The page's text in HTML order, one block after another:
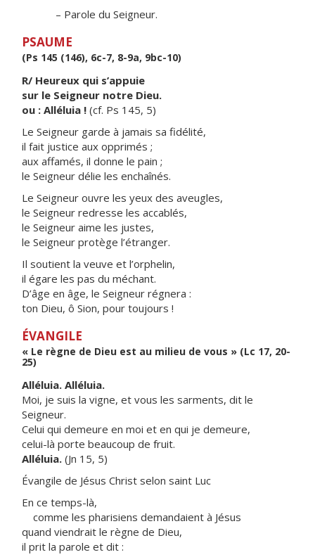
– Parole du Seigneur.
PSAUME
(Ps 145 (146), 6c-7, 8-9a, 9bc-10)
R/ Heureux qui s’appuie
sur le Seigneur notre Dieu.
ou : Alléluia ! (cf. Ps 145, 5)
Le Seigneur garde à jamais sa fidélité,
il fait justice aux opprimés ;
aux affamés, il donne le pain ;
le Seigneur délie les enchaînés.
Le Seigneur ouvre les yeux des aveugles,
le Seigneur redresse les accablés,
le Seigneur aime les justes,
le Seigneur protège l’étranger.
Il soutient la veuve et l’orphelin,
il égare les pas du méchant.
D’âge en âge, le Seigneur régnera :
ton Dieu, ô Sion, pour toujours !
ÉVANGILE
« Le règne de Dieu est au milieu de vous » (Lc 17, 20-
25)
Alléluia. Alléluia.
Moi, je suis la vigne, et vous les sarments, dit le
Seigneur.
Celui qui demeure en moi et en qui je demeure,
celui-là porte beaucoup de fruit.
Alléluia. (Jn 15, 5)
Évangile de Jésus Christ selon saint Luc
En ce temps-là,
comme les pharisiens demandaient à Jésus
quand viendrait le règne de Dieu,
il prit la parole et dit :